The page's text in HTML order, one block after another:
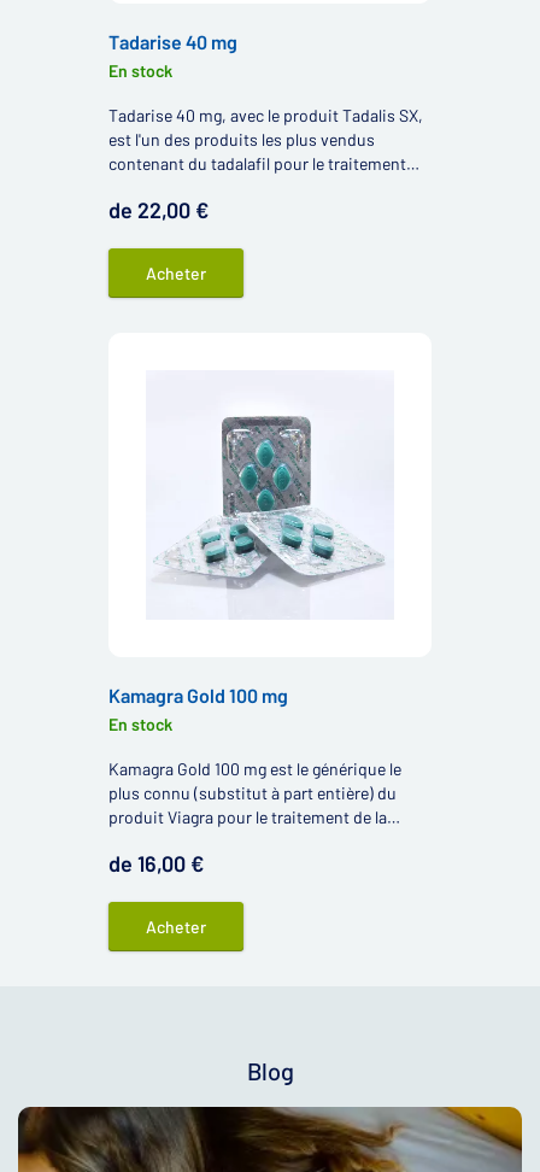
Tadarise 40 mg
En stock
Tadarise 40 mg, avec le produit Tadalis SX,
est l'un des produits les plus vendus
contenant du tadalafil pour le traitement
à part entière du produit Cialis, appelé
de 22,00 €
Acheter
Kamagra Gold 100 mg
En stock
Kamagra Gold 100 mg est le générique le
plus connu (substitut à part entière) du
produit Viagra pour le traitement de la
active sildénafil.
de 16,00 €
Acheter
Blog